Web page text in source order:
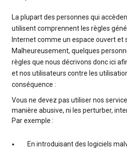
La plupart des personnes qui
utilisent comprennent les règles
Internet comme un espace ouvert et
Malheureusement, quelques
règles que nous décrivons donc ici
et nos utilisateurs contre les
conséquence :
Vous ne devez pas utiliser nos
manière abusive, ni les perturber,
Par exemple :
En introduisant des logiciels